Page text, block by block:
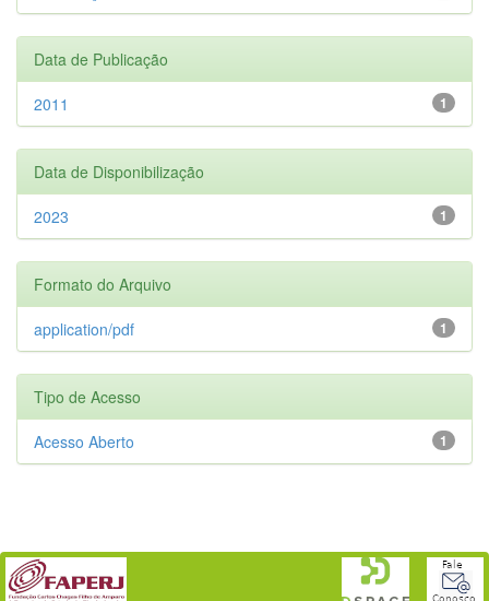
Data de Publicação
1
2011
Data de Disponibilização
1
2023
Formato do Arquivo
1
application/pdf
Tipo de Acesso
1
Acesso Aberto